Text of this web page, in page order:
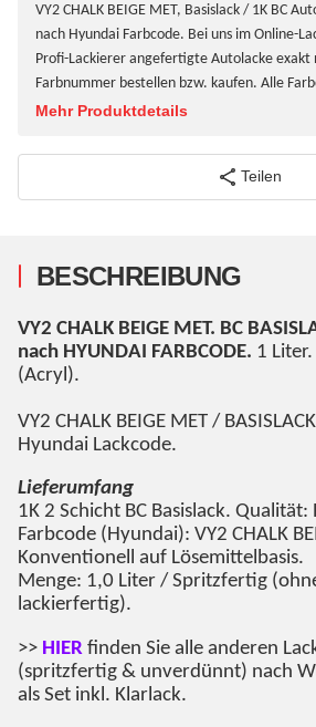
VY2 CHALK BEIGE MET, Basislack / 1K BC
nach Hyundai Farbcode. Bei uns im Online-
Profi-Lackierer angefertigte Autolacke exakt
Farbnummer bestellen bzw. kaufen. Alle
Mehr Produktdetails
Teilen
BESCHREIBUNG
VY2 CHALK BEIGE MET. BC
nach HYUNDAI FARBCODE. 1
(Acryl).
VY2 CHALK BEIGE MET /
Hyundai Lackcode.
Lieferumfang
1K 2 Schicht BC Basislack. Qualität:
Farbcode (Hyundai): VY2 CHALK
Konventionell auf Lösemittelbasis.
Menge: 1,0 Liter / Spritzfertig
lackierfertig).
>> HIER finden Sie alle anderen
(spritzfertig & unverdünnt) nach
als Set inkl. Klarlack.